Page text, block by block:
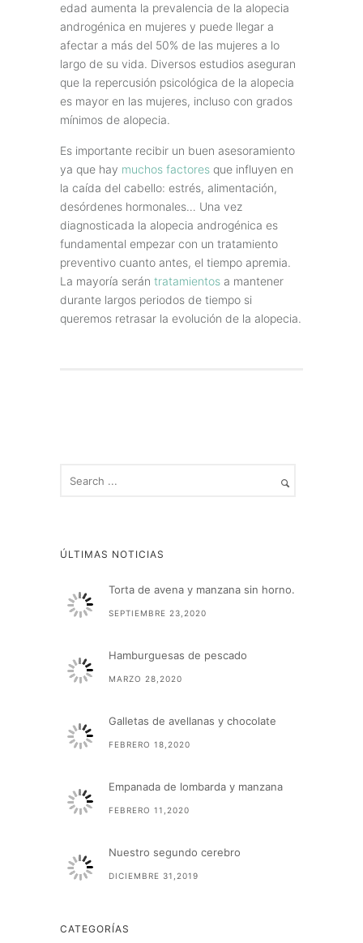
edad aumenta la prevalencia de la alopecia
androgénica en mujeres y puede llegar a
afectar a más del 50% de las mujeres a lo
largo de su vida. Diversos estudios aseguran
que la repercusión psicológica de la alopecia
es mayor en las mujeres, incluso con grados
mínimos de alopecia.
Es importante recibir un buen asesoramiento
ya que hay muchos factores que influyen en
la caída del cabello: estrés, alimentación,
desórdenes hormonales… Una vez
diagnosticada la alopecia androgénica es
fundamental empezar con un tratamiento
preventivo cuanto antes, el tiempo apremia.
La mayoría serán tratamientos a mantener
durante largos periodos de tiempo si
queremos retrasar la evolución de la alopecia.
ÚLTIMAS NOTICIAS
Torta de avena y manzana sin horno.
SEPTIEMBRE 23,2020
Hamburguesas de pescado
MARZO 28,2020
Galletas de avellanas y chocolate
FEBRERO 18,2020
Empanada de lombarda y manzana
FEBRERO 11,2020
Nuestro segundo cerebro
DICIEMBRE 31,2019
CATEGORÍAS